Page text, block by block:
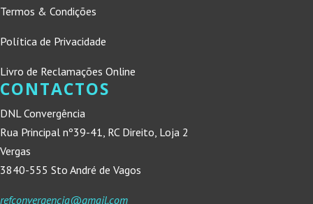
Termos & Condições
Política de Privacidade
Livro de Reclamações Online
CONTACTOS
DNL Convergência
Rua Principal nº39-41, RC Direito, Loja 2
Vergas
3840-555 Sto André de Vagos
refconvergencia@gmail.com